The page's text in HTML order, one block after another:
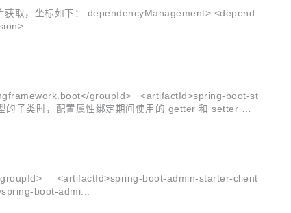
标如下： dependencyManagement> <depend
groupId> <artifactId>spring-cloud-dependencies</artifactId> <version>...
groupId> <artifactId>spring-boot-st
groupId> <artifactId>spring-boot-admin-starter-client
boot-admi...